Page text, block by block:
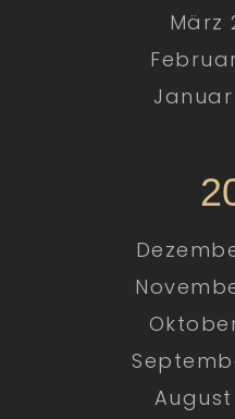
März